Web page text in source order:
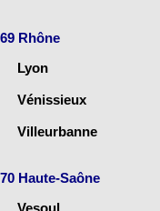
69 Rhône
Lyon
Vénissieux
Villeurbanne
70 Haute-Saône
Vesoul